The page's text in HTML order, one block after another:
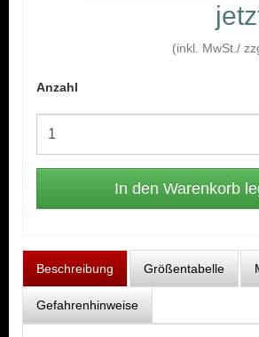
(inkl. MwSt./
Anzahl
Beschreibung Größentabelle
Gefahrenhinweise